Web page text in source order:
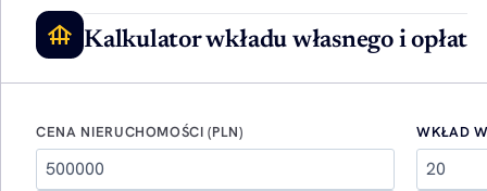
foundation Kalkulator wkładu własnego i opłat
CENA NIERUCHOMOŚCI (PLN) WKŁAD